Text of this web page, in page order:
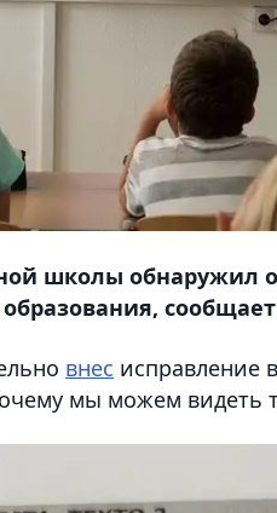
школы обнаружил
внес исправление
мы можем видеть